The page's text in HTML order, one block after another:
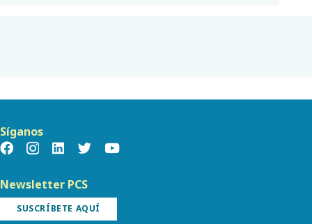
Síganos
Newsletter PCS
SUSCRÍBETE AQUÍ